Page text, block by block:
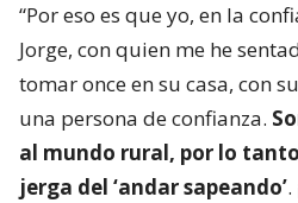
“Por eso es que yo, en la
Jorge, con quien me he
tomar once en su casa, con
una persona de confianza.
al mundo rural, por lo
jerga del ‘andar sapeando’.